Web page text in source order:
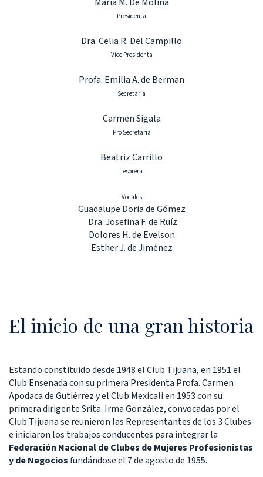
Presidenta
Dra. Celia R. Del Campillo
Vice Presidenta
Profa. Emilia A. de Berman
Secretaria
Carmen Sigala
Pro Secretaria
Beatriz Carrillo
Tesorera
Vocales
Guadalupe Doria de Gómez
Dra. Josefina F. de Ruíz
Dolores H. de Evelson
Esther J. de Jiménez
El inicio de una gran historia
Estando constituido desde 1948 el Club Tijuana, en 1951 el
Club Ensenada con su primera Presidenta Profa. Carmen
Apodaca de Gutiérrez y el Club Mexicali en 1953 con su
primera dirigente Srita. Irma González, convocadas por el
Club Tijuana se reunieron las Representantes de los 3 Clubes
e iniciaron los trabajos conducentes para integrar la
Federación Nacional de Clubes de Mujeres Profesionistas
y de Negociosfundándose el 7 de agosto de 1955.